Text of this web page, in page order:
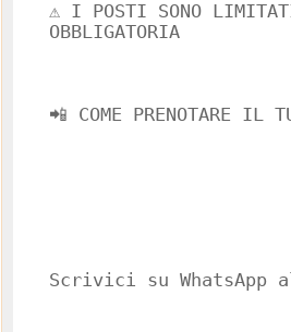
⚠️ I POSTI SONO
OBBLIGATORIA
📲 COME PRENOTARE IL
Scrivici su WhatsApp